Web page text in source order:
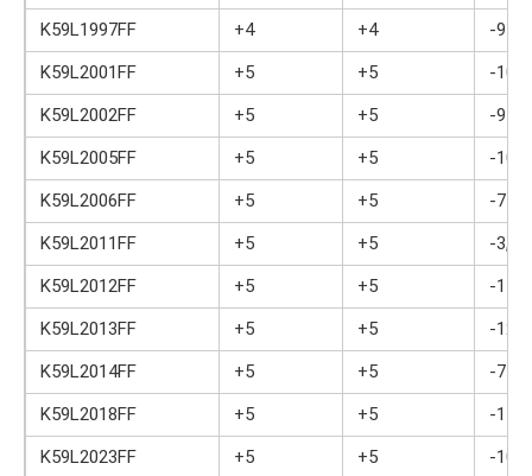
K59L1997FF +4 +4
-9
K59L2001FF
+5 +5
-10
K59L2002FF
+5 +5
-9
K59L2005FF
+5 +5
-10
K59L2006FF
+5 +5
-7
K59L2011FF
+5 +5
-3,5
K59L2012FF
+5 +5
-14
K59L2013FF
+5 +5
-12
K59L2014FF
+5 +5
-7
K59L2018FF
+5 +5
-11
K59L2023FF
+5 +5
-10